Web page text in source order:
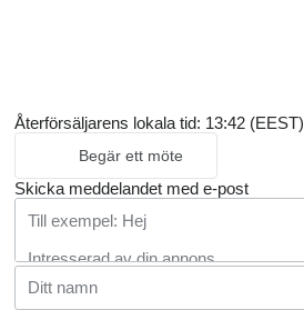
Återförsäljarens lokala tid: 13:42 (EEST)
Begär ett möte
Skicka meddelandet med e-post